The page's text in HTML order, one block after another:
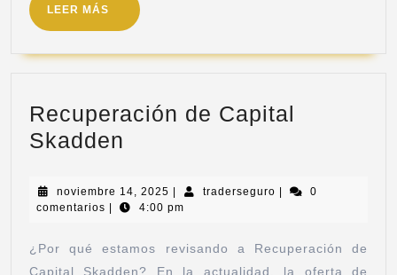
LEER MÁS
Recuperación de Capital
Skadden
noviembre 14, 2025 traderseguro
0
comentarios
4:00 pm
¿Por qué estamos revisando a Recuperación de
Capital Skadden? En la actualidad, la oferta de